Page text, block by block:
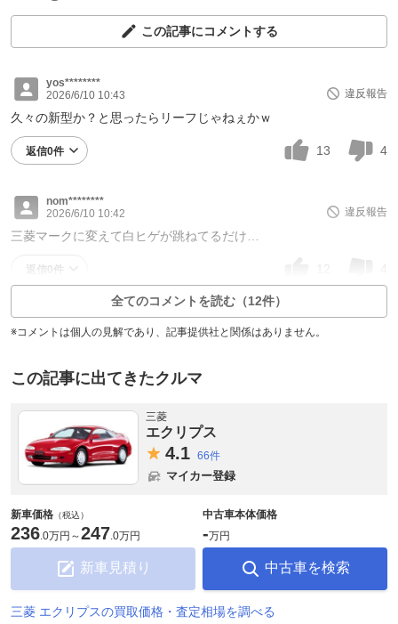
この記事にコメントする
yos********
2026/6/10 10:43
違反報告
久々の新型か？と思ったらリーフじゃねぇかｗ
返信0件 13 4
nom********
2026/6/10 10:42
違反報告
三菱マークに変えて白ヒゲが跳ねてるだけ…
返信0件 4
全てのコメントを読む（12件）
※コメントは個人の見解であり、記事提供社と関係はありません。
この記事に出てきたクルマ
三菱
エクリプス
4.1 66件
マイカー登録
新車価格 （税込）
236.0万円 ～247.0万円
新車見積り
中古車本体価格
-万円
中古車を検索
三菱 エクリプスの買取価格・査定相場を調べる